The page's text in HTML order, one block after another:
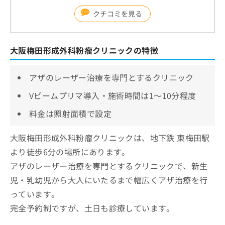
クチコミを見る
大阪梅田形成外科粉瘤クリニックの特徴
アザのレーザー治療を専門とするクリニック
Vビームプリマ導入・施術時間は1～10分程度
料金は照射面積で設定
大阪梅田形成外科粉瘤クリニックは、地下鉄 東梅田駅
より徒歩6分の場所にあります。
アザのレーザー治療を専門とするクリニックで、新生
児・乳幼児から大人にいたるまで幅広くアザ治療を行
っています。
完全予約制ですが、土日も診療しています。